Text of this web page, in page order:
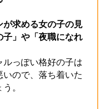
が求める女の子の見
子」や「夜職になれ
っぽい格好の子は
ので、落ち着いた
。